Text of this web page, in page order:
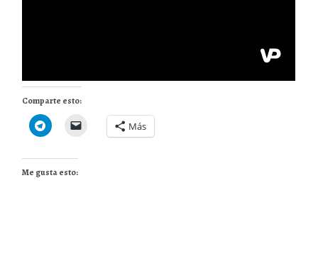
Comparte esto:
Más
Me gusta esto: